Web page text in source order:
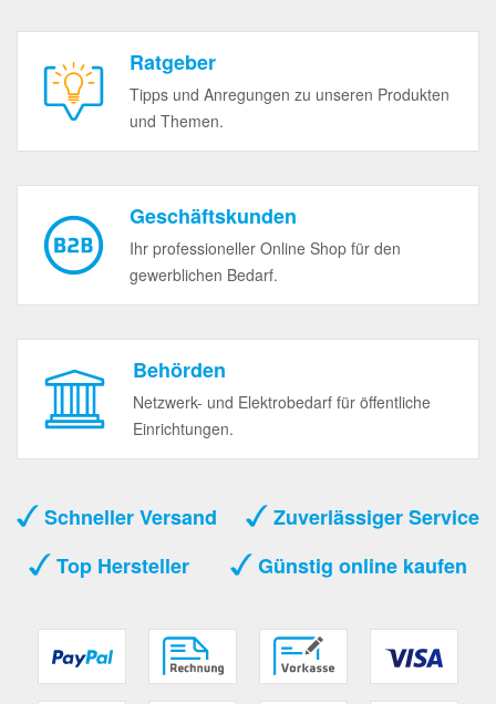
Ratgeber
Tipps und Anregungen zu unseren Produkten
und Themen.
Geschäftskunden
Ihr professioneller Online Shop für den
gewerblichen Bedarf.
Behörden
Netzwerk- und Elektrobedarf für öffentliche
Einrichtungen.
Schneller Versand
Zuverlässiger Service
Top Hersteller
Günstig online kaufen